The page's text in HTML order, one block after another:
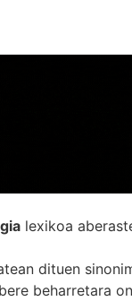
lexikoa
dituen
beharretara